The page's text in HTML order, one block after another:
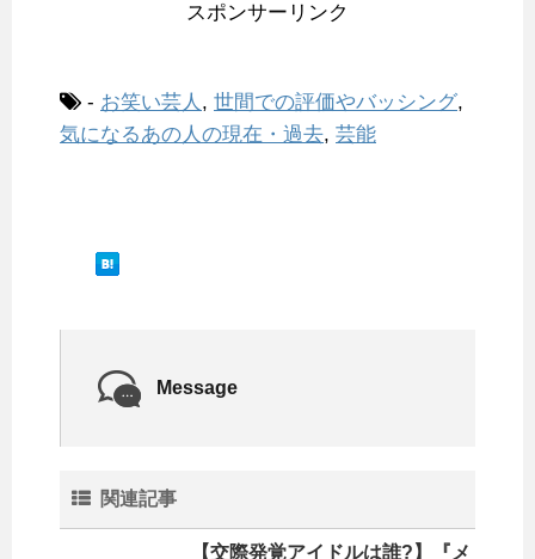
スポンサーリンク
- お笑い芸人 , 世間での評価やバッシング,
気になるあの人の現在・過去, 芸能
Message
関連記事
【交際発覚アイドルは誰?】『メ